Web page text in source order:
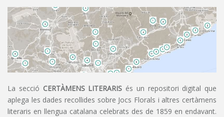
La secció CERTÀMENS LITERARIS és un repositori digital que
aplega les dades recollides sobre Jocs Florals i altres certàmens
literaris en llengua catalana celebrats des de 1859 en endavant.